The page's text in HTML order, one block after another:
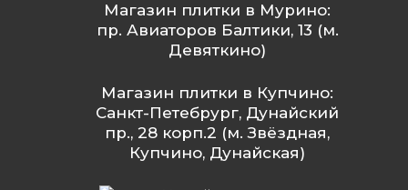
Магазин плитки в Мурино:
пр. Авиаторов Балтики, 13 (м.
Девяткино)
Магазин плитки в Купчино:
Санкт-Петебрург, Дунайский
пр., 28 корп.2 (м. Звёздная,
Купчино, Дунайская)